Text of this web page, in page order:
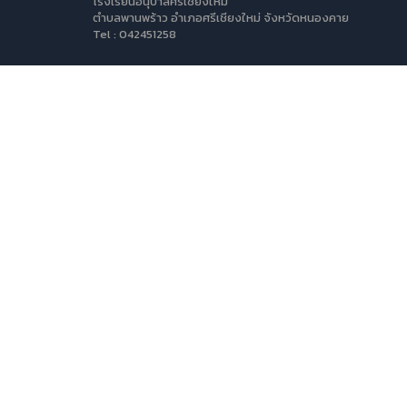
ตำบลพานพร้าว อำเภอศรีเชียงใหม่ จังหวัดหนองคาย
Tel : 042451258